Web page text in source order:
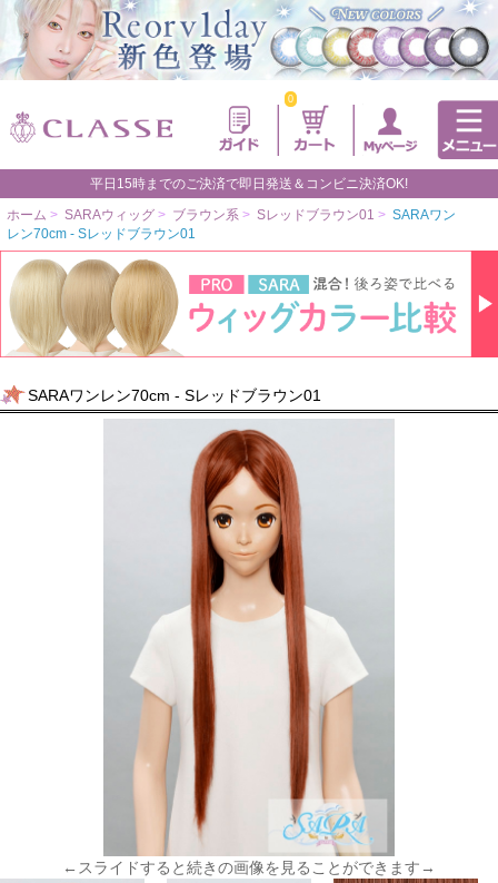
0
平日15時までのご決済で即日発送＆コンビニ決済OK!
ホーム > SARAウィッグ > ブラウン系 > Sレッドブラウン01 > SARAワン
レン70cm - Sレッドブラウン01
SARAワンレン70cm - Sレッドブラウン01
←スライドすると続きの画像を見ることができます→